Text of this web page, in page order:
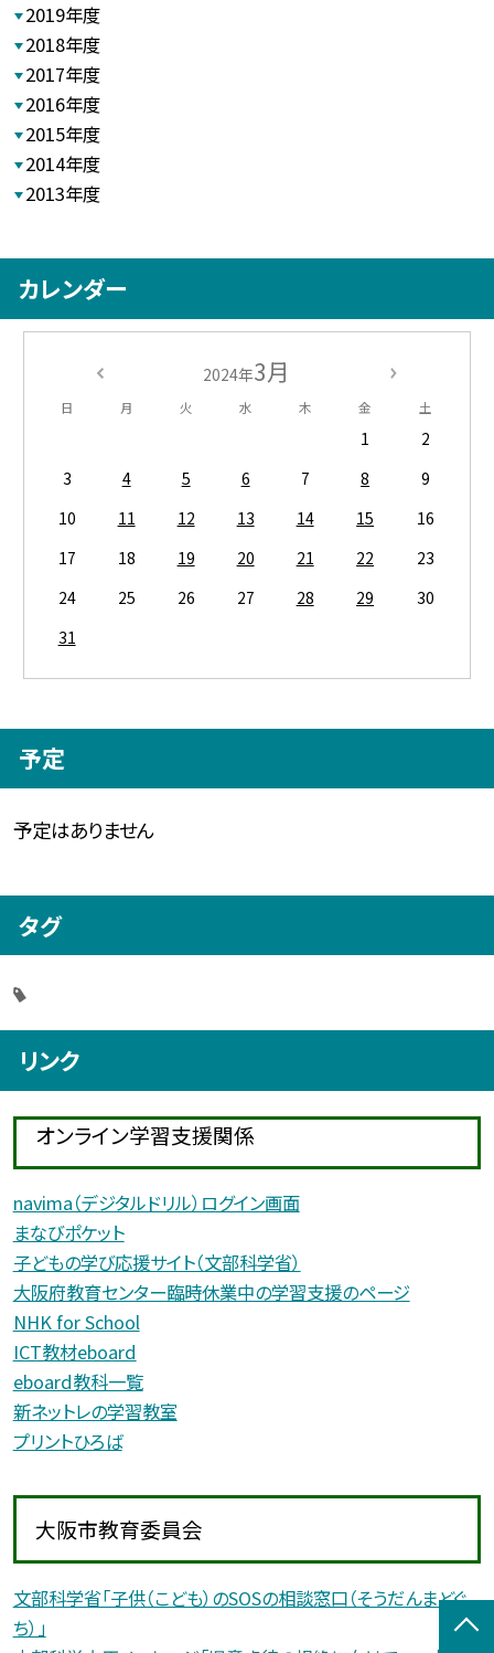
2019年度
2018年度
2017年度
2016年度
2015年度
2014年度
2013年度
カレンダー
2024年3月
日 月 火 水 木 金 土
1
2
3
4 5 6 7 8
9
10
11 12 13 14 15
16
17
18 19 20 21 22
23
24
25 26 27 28 29
30
31
予定
予定はありません
タグ
リンク
オンライン学習支援関係
navima（デジタルドリル）ログイン画面
まなびポケット
子どもの学び応援サイト（文部科学省）
大阪府教育センター臨時休業中の学習支援のページ
NHK for School
ICT教材eboard
eboard教科一覧
新ネットレの学習教室
プリントひろば
大阪市教育委員会
文部科学省「子供（こども）のSOSの相談窓口（そうだんまどぐ
ち）」